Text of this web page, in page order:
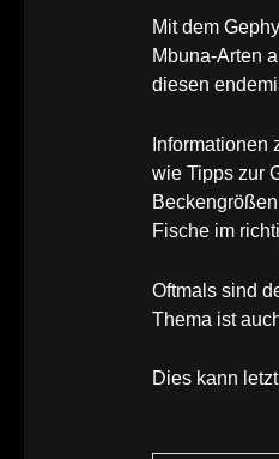
Mit dem
Mbuna-Arten
diesen
wie Tipps zur
Fische im
Oftmals sind
Thema ist
Dies kann